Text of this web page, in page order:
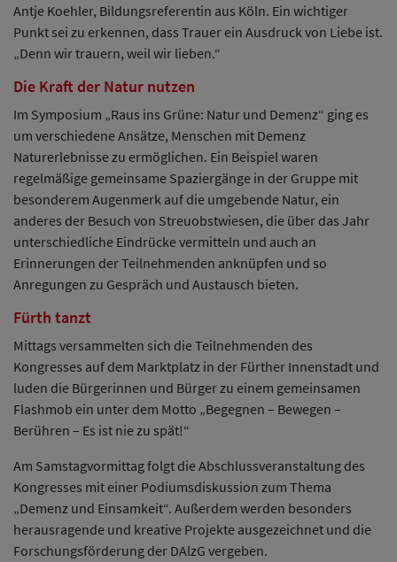
Antje Koehler, Bildungsreferentin aus Köln. Ein wichtiger
Punkt sei zu erkennen, dass Trauer ein Ausdruck von Liebe ist.
„Denn wir trauern, weil wir lieben.“
Die Kraft der Natur nutzen
Im Symposium „Raus ins Grüne: Natur und Demenz“ ging es
um verschiedene Ansätze, Menschen mit Demenz
Naturerlebnisse zu ermöglichen. Ein Beispiel waren
regelmäßige gemeinsame Spaziergänge in der Gruppe mit
besonderem Augenmerk auf die umgebende Natur, ein
anderes der Besuch von Streuobstwiesen, die über das Jahr
unterschiedliche Eindrücke vermitteln und auch an
Erinnerungen der Teilnehmenden anknüpfen und so
Anregungen zu Gespräch und Austausch bieten.
Fürth tanzt
Mittags versammelten sich die Teilnehmenden des
Kongresses auf dem Marktplatz in der Fürther Innenstadt und
luden die Bürgerinnen und Bürger zu einem gemeinsamen
Flashmob ein unter dem Motto „Begegnen – Bewegen –
Berühren – Es ist nie zu spät!“
Am Samstagvormittag folgt die Abschlussveranstaltung des
Kongresses mit einer Podiumsdiskussion zum Thema
„Demenz und Einsamkeit“. Außerdem werden besonders
herausragende und kreative Projekte ausgezeichnet und die
Forschungsförderung der DAlzG vergeben.